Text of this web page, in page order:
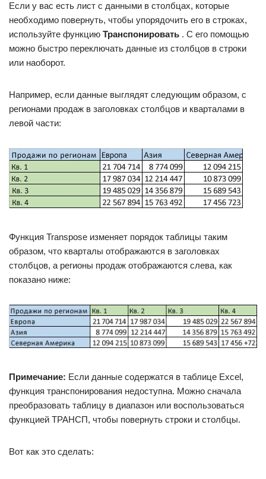
Если у вас есть лист с данными в столбцах, которые
необходимо повернуть, чтобы упорядочить его в строках,
используйте функцию Транспонировать . С его помощью
можно быстро переключать данные из столбцов в строки
или наоборот.
Например, если данные выглядят следующим образом, с
регионами продаж в заголовках столбцов и кварталами в
левой части:
Функция Transpose изменяет порядок таблицы таким
образом, что кварталы отображаются в заголовках
столбцов, а регионы продаж отображаются слева, как
показано ниже:
Примечание: Если данные содержатся в таблице Excel,
функция транспонирования недоступна. Можно сначала
преобразовать таблицу в диапазон или воспользоваться
функцией ТРАНСП, чтобы повернуть строки и столбцы.
Вот как это сделать: